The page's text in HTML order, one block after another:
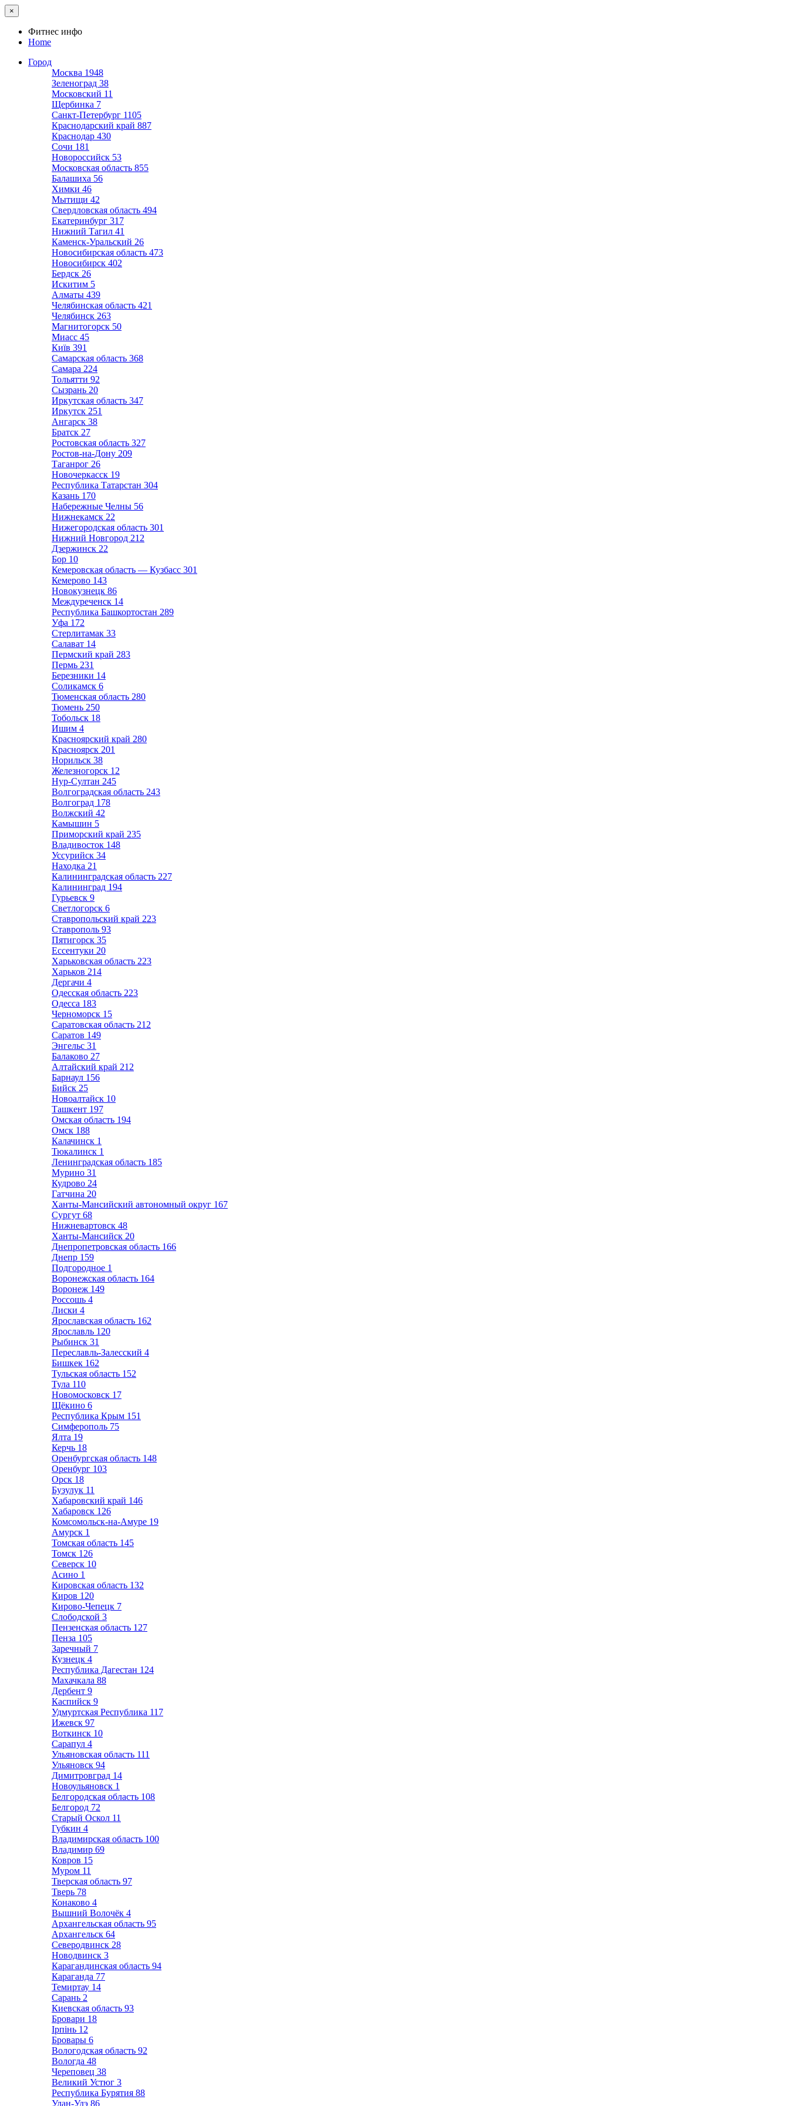
×
Фитнес инфо
Home
Город
Москва 1948
Зеленоград 38
Московский 11
Щербинка 7
Санкт-Петербург 1105
Краснодарский край 887
Краснодар 430
Сочи 181
Новороссийск 53
Московская область 855
Балашиха 56
Химки 46
Мытищи 42
Свердловская область 494
Екатеринбург 317
Нижний Тагил 41
Каменск-Уральский 26
Новосибирская область 473
Новосибирск 402
Бердск 26
Искитим 5
Алматы 439
Челябинская область 421
Челябинск 263
Магнитогорск 50
Миасс 45
Київ 391
Самарская область 368
Самара 224
Тольятти 92
Сызрань 20
Иркутская область 347
Иркутск 251
Ангарск 38
Братск 27
Ростовская область 327
Ростов-на-Дону 209
Таганрог 26
Новочеркасск 19
Республика Татарстан 304
Казань 170
Набережные Челны 56
Нижнекамск 22
Нижегородская область 301
Нижний Новгород 212
Дзержинск 22
Бор 10
Кемеровская область — Кузбасс 301
Кемерово 143
Новокузнецк 86
Междуреченск 14
Республика Башкортостан 289
Уфа 172
Стерлитамак 33
Салават 14
Пермский край 283
Пермь 231
Березники 14
Соликамск 6
Тюменская область 280
Тюмень 250
Тобольск 18
Ишим 4
Красноярский край 280
Красноярск 201
Норильск 38
Железногорск 12
Нур-Султан 245
Волгоградская область 243
Волгоград 178
Волжский 42
Камышин 5
Приморский край 235
Владивосток 148
Уссурийск 34
Находка 21
Калининградская область 227
Калининград 194
Гурьевск 9
Светлогорск 6
Ставропольский край 223
Ставрополь 93
Пятигорск 35
Ессентуки 20
Харьковская область 223
Харьков 214
Дергачи 4
Одесская область 223
Одесса 183
Черноморск 15
Саратовская область 212
Саратов 149
Энгельс 31
Балаково 27
Алтайский край 212
Барнаул 156
Бийск 25
Новоалтайск 10
Ташкент 197
Омская область 194
Омск 188
Калачинск 1
Тюкалинск 1
Ленинградская область 185
Мурино 31
Кудрово 24
Гатчина 20
Ханты-Мансийский автономный округ 167
Сургут 68
Нижневартовск 48
Ханты-Мансийск 20
Днепропетровская область 166
Днепр 159
Подгородное 1
Воронежская область 164
Воронеж 149
Россошь 4
Лиски 4
Ярославская область 162
Ярославль 120
Рыбинск 31
Переславль-Залесский 4
Бишкек 162
Тульская область 152
Тула 110
Новомосковск 17
Щёкино 6
Республика Крым 151
Симферополь 75
Ялта 19
Керчь 18
Оренбургская область 148
Оренбург 103
Орск 18
Бузулук 11
Хабаровский край 146
Хабаровск 126
Комсомольск-на-Амуре 19
Амурск 1
Томская область 145
Томск 126
Северск 10
Асино 1
Кировская область 132
Киров 120
Кирово-Чепецк 7
Слободской 3
Пензенская область 127
Пенза 105
Заречный 7
Кузнецк 4
Республика Дагестан 124
Махачкала 88
Дербент 9
Каспийск 9
Удмуртская Республика 117
Ижевск 97
Воткинск 10
Сарапул 4
Ульяновская область 111
Ульяновск 94
Димитровград 14
Новоульяновск 1
Белгородская область 108
Белгород 72
Старый Оскол 11
Губкин 4
Владимирская область 100
Владимир 69
Ковров 15
Муром 11
Тверская область 97
Тверь 78
Конаково 4
Вышний Волочёк 4
Архангельская область 95
Архангельск 64
Северодвинск 28
Новодвинск 3
Карагандинская область 94
Караганда 77
Темиртау 14
Сарань 2
Киевская область 93
Бровари 18
Ірпінь 12
Бровары 6
Вологодская область 92
Вологда 48
Череповец 38
Великий Устюг 3
Республика Бурятия 88
Улан-Удэ 86